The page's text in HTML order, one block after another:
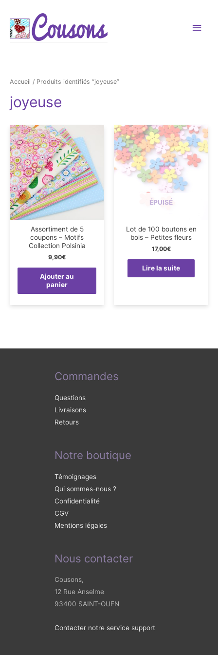
Accueil / Produits identifiés “joyeuse”
joyeuse
Assortiment de 5
coupons – Motifs
Collection Polsinia
9,90€
Ajouter au
panier
ÉPUISÉ
Lot de 100 boutons en
bois – Petites fleurs
17,00€
Lire la suite
Commandes
Questions
Livraisons
Retours
Notre boutique
Témoignages
Qui sommes-nous ?
Confidentialité
CGV
Mentions légales
Nous contacter
Cousons,
12 Rue Anselme
93400 SAINT-OUEN
Contacter notre service support